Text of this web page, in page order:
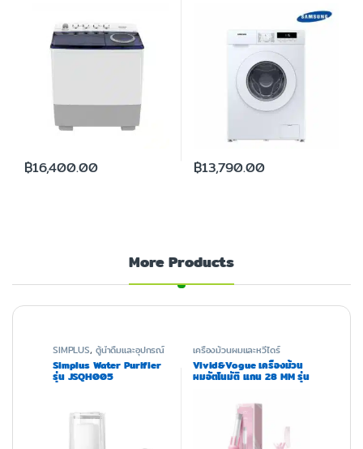
More Products
SIMPLUS, ตู้น้ำดื่มและอุปกรณ์
Simplus Water Purifier
รุ่น JSQH005
เครื่องม้วนผมและหวีไดร์
Vivid&Vogue เครื่องม้วน
ผมอัตโนมัติ แกน 28 MM รุ่น
฿16,400.00 ฿13,790.00